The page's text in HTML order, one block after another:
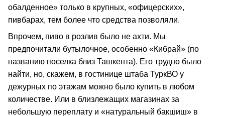
обалденное» только в крупных, «офицерских»,
пивбарах, тем более что средства позволяли.
Впрочем, пиво в розлив было не ахти. Мы
предпочитали бутылочное, особенно «Кибрай» (по
названию поселка близ Ташкента). Его трудно было
найти, но, скажем, в гостинице штаба ТуркВО у
дежурных по этажам можно было купить в любом
количестве. Или в близлежащих магазинах за
небольшую переплату и «натуральный бакшиш» в